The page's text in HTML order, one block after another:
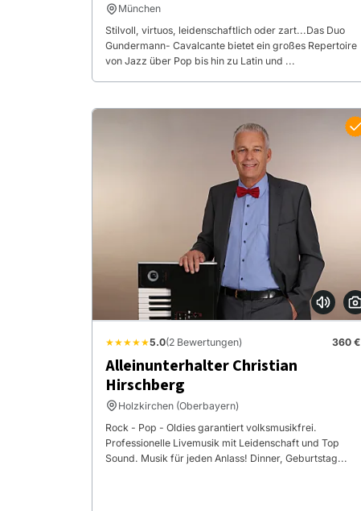
München
Stilvoll, virtuos, leidenschaftlich oder zart...Das Duo
Gundermann- Cavalcante bietet ein großes Repertoire
von Jazz über Pop bis hin zu Latin und ...
★★★★★5.0(2 Bewertungen) 360 €
Alleinunterhalter Christian
Hirschberg
Holzkirchen (Oberbayern)
Rock - Pop - Oldies garantiert volksmusikfrei.
Professionelle Livemusik mit Leidenschaft und Top
Sound. Musik für jeden Anlass! Dinner, Geburtstag...